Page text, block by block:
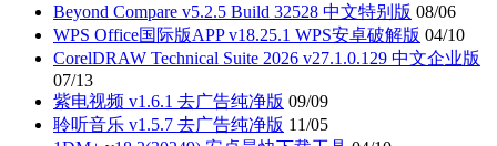
Beyond Compare v5.2.5 Build 32528 中文特别版 08/06
WPS Office国际版APP v18.25.1 WPS安卓破解版 04/10
CorelDRAW Technical Suite 2026 v27.1.0.129 中文企业版
07/13
紫电视频 v1.6.1 去广告纯净版 09/09
聆听音乐 v1.5.7 去广告纯净版 11/05